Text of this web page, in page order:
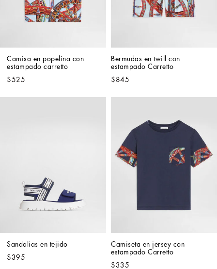
Camisa en popelina con
estampado carretto
$525
Bermudas en twill con
estampado Carretto
$845
Sandalias en tejido
$395
Camiseta en jersey con
estampado Carretto
$335